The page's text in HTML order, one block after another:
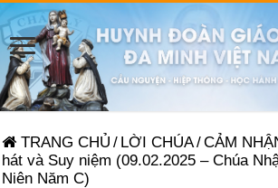
TRANG CHỦ / LỜI CHÚA/CẢM
hát và Suy niệm (09.02.2025 – Chúa
Niên Năm C)